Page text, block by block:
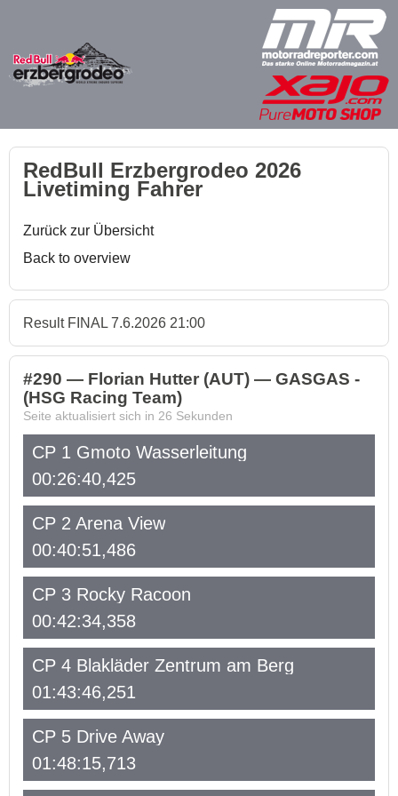
RedBull Erzbergrodeo 2026
Livetiming Fahrer
Zurück zur Übersicht
Back to overview
Result FINAL 7.6.2026 21:00
#290 — Florian Hutter (AUT) — GASGAS -
(HSG Racing Team)
Seite aktualisiert sich in 26 Sekunden
CP 1 Gmoto Wasserleitung
00:26:40,425
CP 2 Arena View
00:40:51,486
CP 3 Rocky Racoon
00:42:34,358
CP 4 Blakläder Zentrum am Berg
01:43:46,251
CP 5 Drive Away
01:48:15,713